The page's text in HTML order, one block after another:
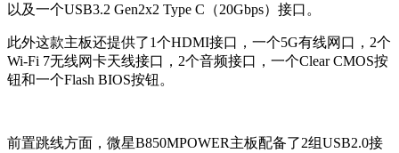
以及一个USB3.2 Gen2x2 Type C（20Gbps）接口。
此外这款主板还提供了1个HDMI接口，一个5G有线网口，2个
Wi-Fi 7无线网卡天线接口，2个音频接口，一个Clear CMOS按
钮和一个Flash BIOS按钮。
前置跳线方面，微星B850MPOWER主板配备了2组USB2.0接